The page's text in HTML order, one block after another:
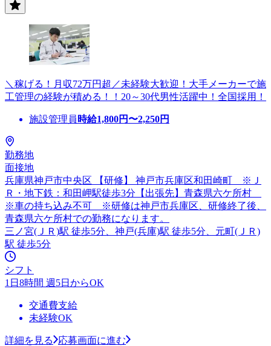
＼稼げる！月収72万円超／未経験大歓迎！大手メーカーで施
工管理の経験が積める！！20～30代男性活躍中！全国採用！
施設管理員 時給1,800円〜2,250円
勤務地
面接地
兵庫県神戸市中央区 【研修】 神戸市兵庫区和田崎町 ※Ｊ
Ｒ・地下鉄：和田岬駅徒歩3分【出張先】青森県六ケ所村
※車の持ち込み不可 ※研修は神戸市兵庫区、研修終了後、
青森県六ケ所村での勤務になります。
三ノ宮(ＪＲ)駅 徒歩5分、神戸(兵庫)駅 徒歩5分、元町(ＪＲ)
駅 徒歩5分
シフト
1日8時間 週5日からOK
交通費支給
未経験OK
詳細を見る
応募画面に進む